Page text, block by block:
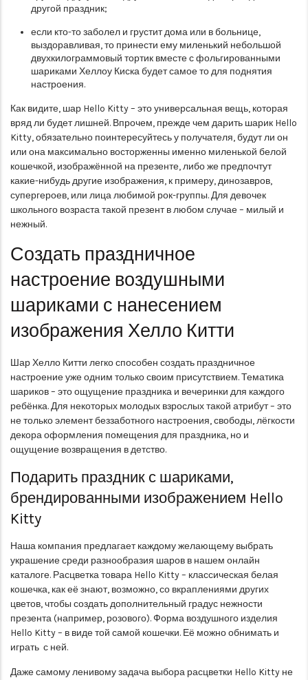
другой праздник;
если кто-то заболел и грустит дома или в больнице,
выздоравливая, то принести ему миленький небольшой
двухкилограммовый тортик вместе с фольгированными
шариками Хеллоу Киска будет самое то для поднятия
настроения.
Как видите, шар Hello Kitty – это универсальная вещь, которая
вряд ли будет лишней. Впрочем, прежде чем дарить шарик Hello
Kitty, обязательно поинтересуйтесь у получателя, будут ли он
или она максимально восторженны именно миленькой белой
кошечкой, изображённой на презенте, либо же предпочтут
какие-нибудь другие изображения, к примеру, динозавров,
супергероев, или лица любимой рок-группы. Для девочек
школьного возраста такой презент в любом случае – милый и
нежный.
Создать праздничное
настроение воздушными
шариками с нанесением
изображения Хелло Китти
Шар Хелло Китти легко способен создать праздничное
настроение уже одним только своим присутствием. Тематика
шариков – это ощущение праздника и вечеринки для каждого
ребёнка. Для некоторых молодых взрослых такой атрибут – это
не только элемент беззаботного настроения, свободы, лёгкости
декора оформления помещения для праздника, но и
ощущение возвращения в детство.
Подарить праздник с шариками,
брендированными изображением Hello
Kitty
Наша компания предлагает каждому желающему выбрать
украшение среди разнообразия шаров в нашем онлайн
каталоге. Расцветка товара Hello Kitty – классическая белая
кошечка, как её знают, возможно, со вкраплениями других
цветов, чтобы создать дополнительный градус нежности
презента (например, розового). Форма воздушного изделия
Hello Kitty – в виде той самой кошечки. Её можно обнимать и
играть с ней.
Даже самому ленивому задача выбора расцветки Hello Kitty не